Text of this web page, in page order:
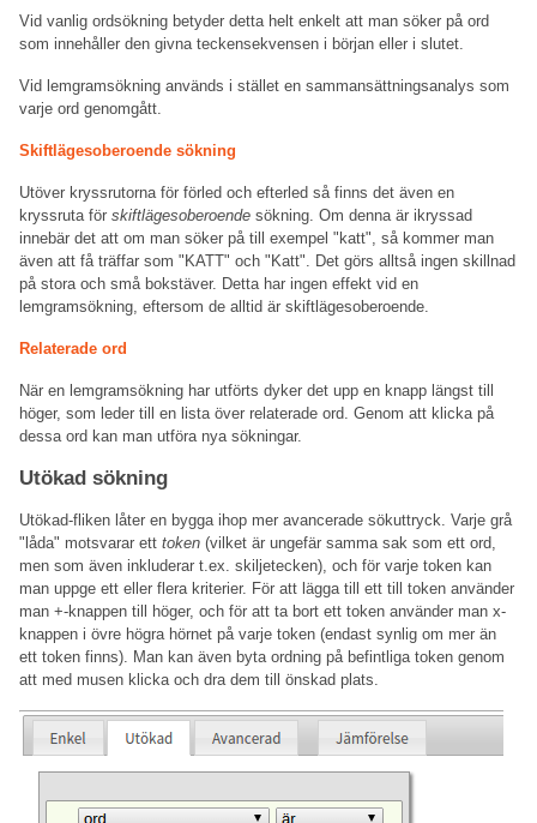
Vid vanlig ordsökning betyder detta helt enkelt att man söker på ord
som innehåller den givna teckensekvensen i början eller i slutet.
Vid lemgramsökning används i stället en sammansättningsanalys som
varje ord genomgått.
Skiftlägesoberoende sökning
Utöver kryssrutorna för förled och efterled så finns det även en
kryssruta för skiftlägesoberoende sökning. Om denna är ikryssad
innebär det att om man söker på till exempel "katt", så kommer man
även att få träffar som "KATT" och "Katt". Det görs alltså ingen skillnad
på stora och små bokstäver. Detta har ingen effekt vid en
lemgramsökning, eftersom de alltid är skiftlägesoberoende.
Relaterade ord
När en lemgramsökning har utförts dyker det upp en knapp längst till
höger, som leder till en lista över relaterade ord. Genom att klicka på
dessa ord kan man utföra nya sökningar.
Utökad sökning
Utökad-fliken låter en bygga ihop mer avancerade sökuttryck. Varje grå
"låda" motsvarar ett token (vilket är ungefär samma sak som ett ord,
men som även inkluderar t.ex. skiljetecken), och för varje token kan
man uppge ett eller flera kriterier. För att lägga till ett till token använder
man +-knappen till höger, och för att ta bort ett token använder man x-
knappen i övre högra hörnet på varje token (endast synlig om mer än
ett token finns). Man kan även byta ordning på befintliga token genom
att med musen klicka och dra dem till önskad plats.